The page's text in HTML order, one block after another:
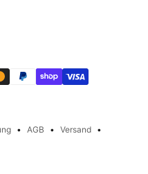
AGB
Versand